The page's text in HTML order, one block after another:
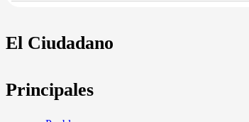
El Ciudadano
Principales